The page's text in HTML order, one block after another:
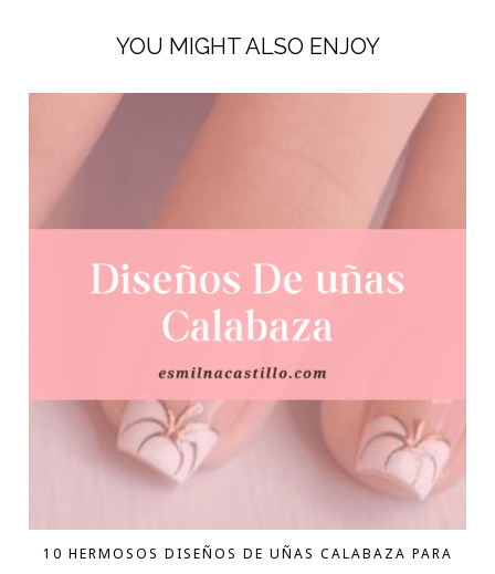
YOU MIGHT ALSO ENJOY
10 HERMOSOS DISEÑOS DE UÑAS CALABAZA PARA